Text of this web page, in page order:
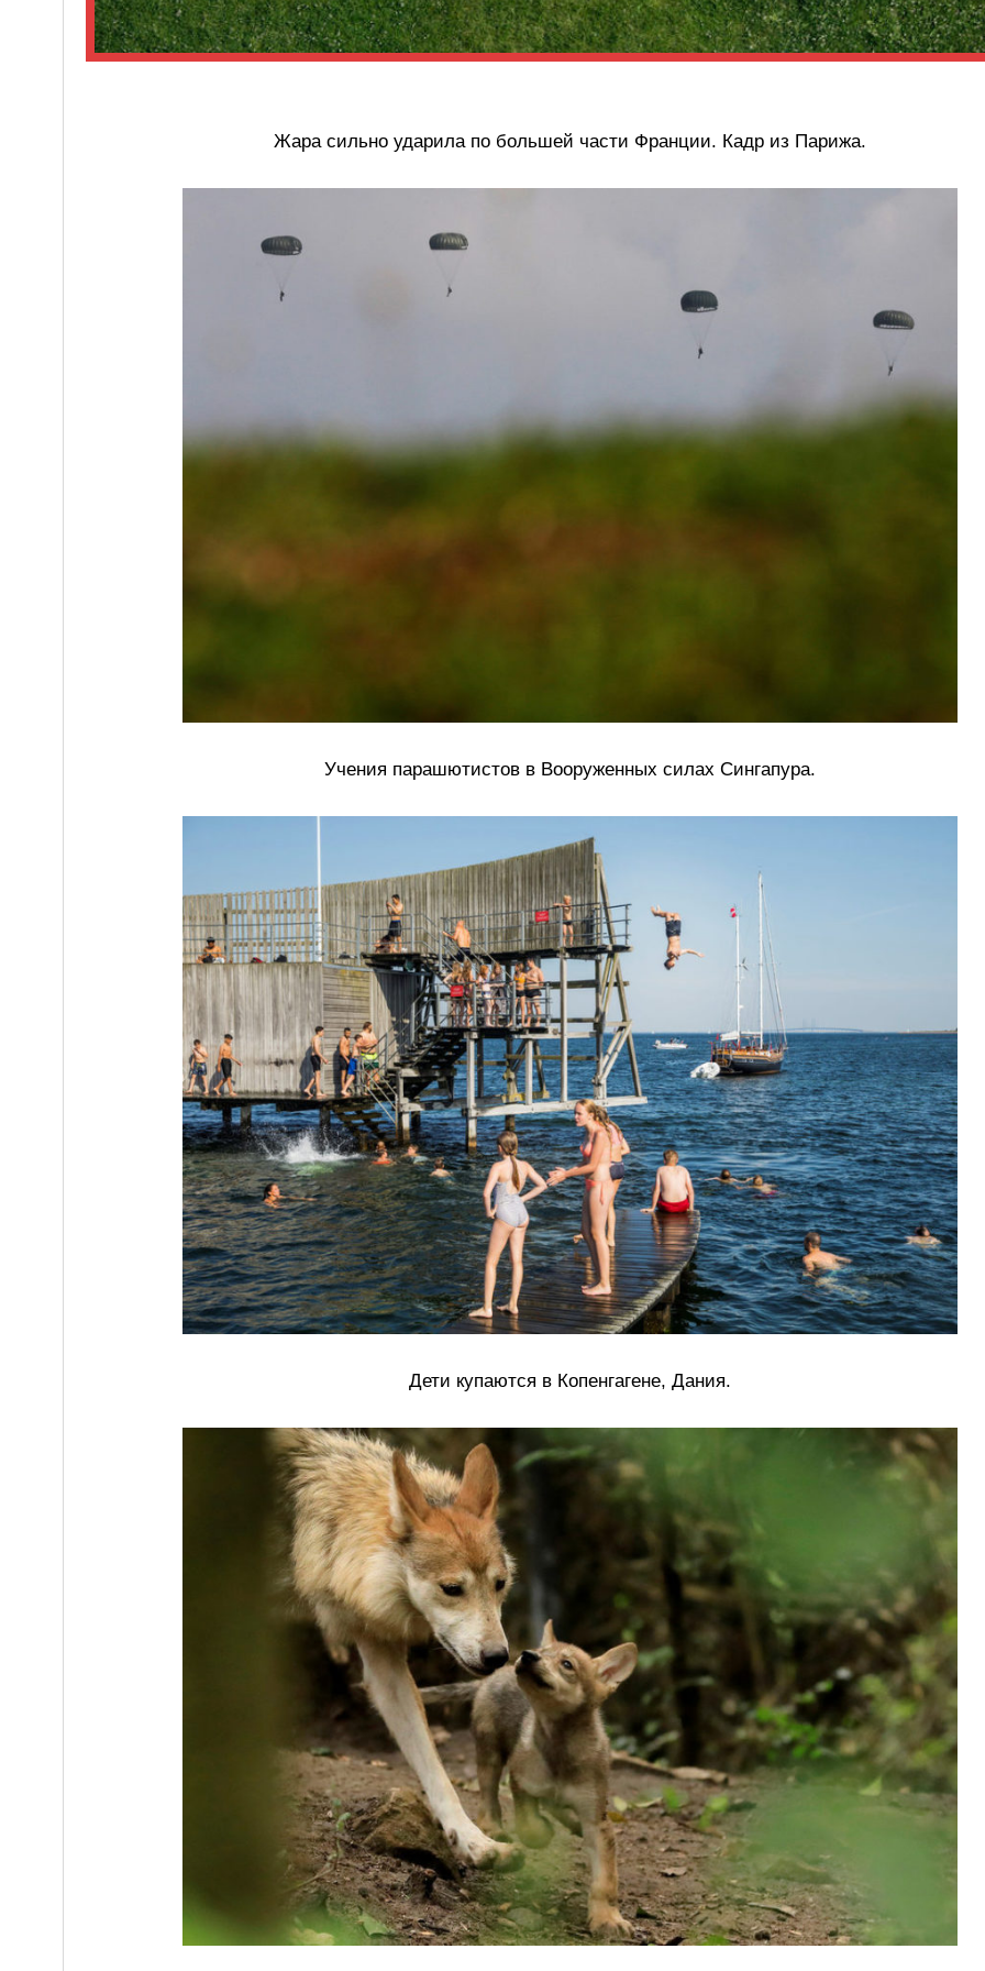
Жара сильно ударила по большей части Франции. Кадр из Парижа.
Учения парашютистов в Вооруженных силах Сингапура.
Дети купаются в Копенгагене, Дания.